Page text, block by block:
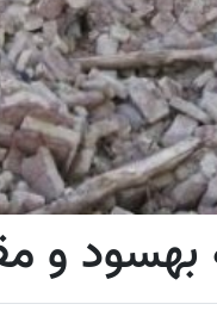
بهسود و